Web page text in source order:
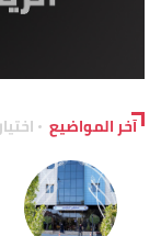
آخر المواضيع